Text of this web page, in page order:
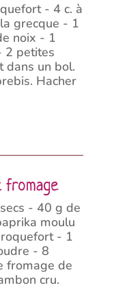
- 4 c. à
grecque - 1
noix - 1
2 petites
dans un bol.
Hacher
- 40 g de
moulu
- 1
- 8
fromage de
cru.